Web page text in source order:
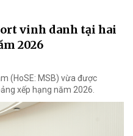
vinh danh tại hai
2026
(HoSE: MSB) vừa được
xếp hạng năm 2026.